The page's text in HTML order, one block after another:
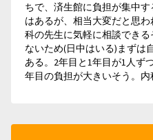
ちで、済生館に負担が集中
はあるが、相当大変だと思
科の先生に気軽に相談でき
ないため(日中はいる)まずは
ある。2年目と1年目が1人ず
年目の負担が大きいそう。内